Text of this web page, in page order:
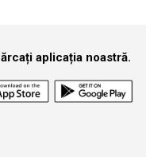
aplicația noastră.